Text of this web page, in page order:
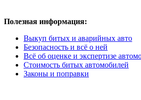
Полезная информация:
Выкуп битых и аварийных авто
Безопасность и всё о ней
Всё об оценке и экспертизе
Стоимость битых автомобилей
Законы и поправки